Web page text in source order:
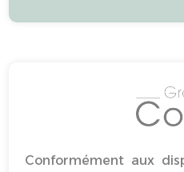
Conformément aux